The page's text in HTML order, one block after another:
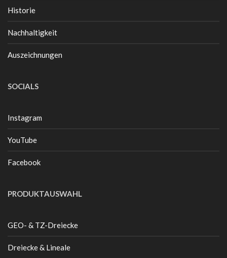
Historie
Nachhaltigkeit
Auszeichnungen
SOCIALS
Instagram
YouTube
Facebook
PRODUKTAUSWAHL
GEO- & TZ-Dreiecke
Dreiecke & Lineale